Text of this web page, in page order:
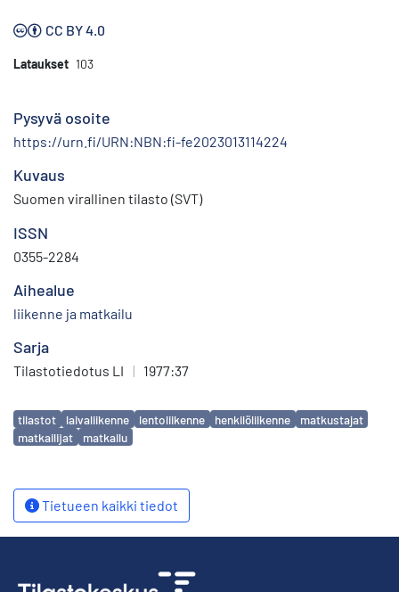
CC BY 4.0
Lataukset 103
Pysyvä osoite
https://urn.fi/URN:NBN:fi-fe2023013114224
Kuvaus
Suomen virallinen tilasto (SVT)
ISSN
0355-2284
Aihealue
liikenne ja matkailu
Sarja
Tilastotiedotus LI | 1977:37
Avainsanat
tilastot laivaliikenne lentoliikenne henkilöliikenne
matkustajat
matkailijat
matkailu
Tietueen kaikki tiedot